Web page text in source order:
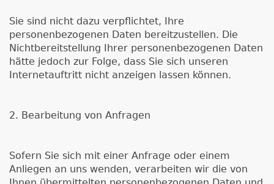
Sie sind nicht dazu verpflichtet, Ihre
personenbezogenen Daten bereitzustellen. Die
Nichtbereitstellung Ihrer personenbezogenen Daten
hätte jedoch zur Folge, dass Sie sich unseren
Internetauftritt nicht anzeigen lassen können.
2. Bearbeitung von Anfragen
Sofern Sie sich mit einer Anfrage oder einem
Anliegen an uns wenden, verarbeiten wir die von